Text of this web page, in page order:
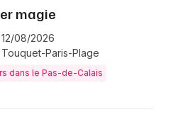
magie
08/2026
Paris-Plage
dans le Pas-de-Calais